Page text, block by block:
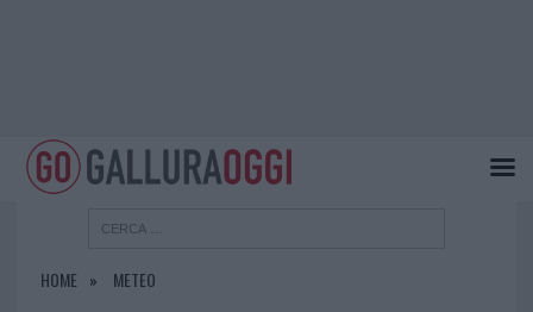
HOME METEO